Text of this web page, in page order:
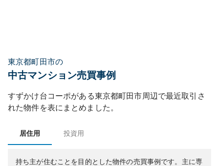
東京都町田市の
中古マンション売買事例
すずかけ台コーポがある東京都町田市周辺で最近取引さ
れた物件を表にまとめました。
居住用 投資用
持ち主が住むことを目的とした物件の売買事例です。 主に専